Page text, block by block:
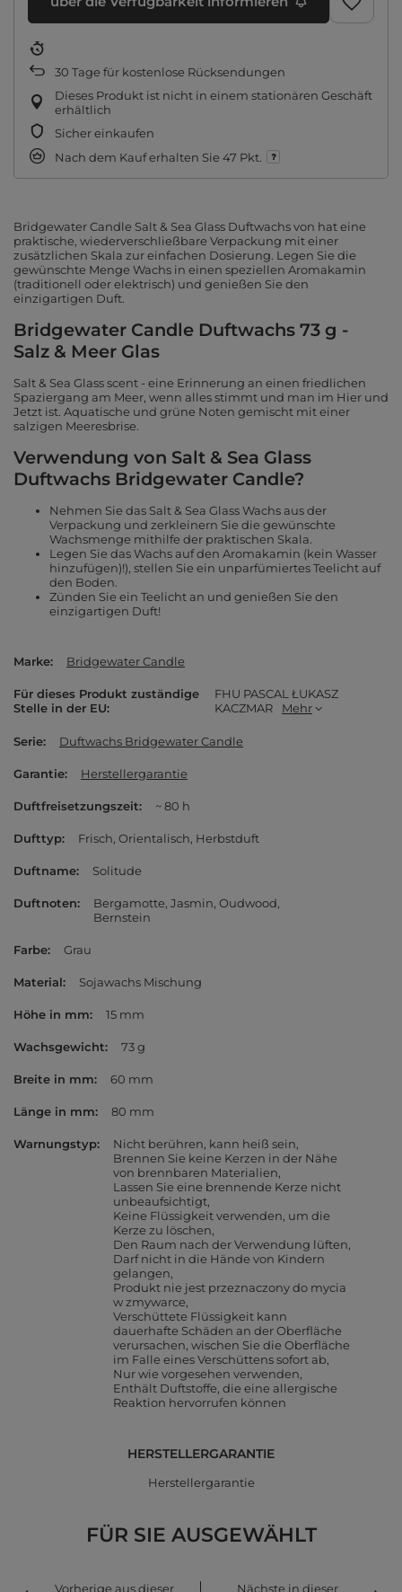
30 Tage für kostenlose Rücksendungen
Dieses Produkt ist nicht in einem stationären Geschäft
erhältlich
Sicher einkaufen
Nach dem Kauf erhalten Sie 47 Pkt.
Bridgewater Candle Salt & Sea Glass Duftwachs von hat eine
praktische, wiederverschließbare Verpackung mit einer
zusätzlichen Skala zur einfachen Dosierung. Legen Sie die
gewünschte Menge Wachs in einen speziellen Aromakamin
(traditionell oder elektrisch) und genießen Sie den
einzigartigen Duft.
Bridgewater Candle Duftwachs 73 g -
Salz & Meer Glas
Salt & Sea Glass scent - eine Erinnerung an einen friedlichen
Spaziergang am Meer, wenn alles stimmt und man im Hier und
Jetzt ist. Aquatische und grüne Noten gemischt mit einer
salzigen Meeresbrise.
Verwendung von Salt & Sea Glass
Duftwachs Bridgewater Candle?
Nehmen Sie das Salt & Sea Glass Wachs aus der
Verpackung und zerkleinern Sie die gewünschte
Wachsmenge mithilfe der praktischen Skala.
Legen Sie das Wachs auf den Aromakamin (kein Wasser
hinzufügen)!), stellen Sie ein unparfümiertes Teelicht auf
den Boden.
Zünden Sie ein Teelicht an und genießen Sie den
einzigartigen Duft!
Marke Bridgewater Candle
Für dieses Produkt zuständige
Stelle in der EU
FHU PASCAL ŁUKASZ
KACZMAR
Mehr
Serie Duftwachs Bridgewater Candle
Garantie Herstellergarantie
Duftfreisetzungszeit ~ 80 h
Dufttyp Frisch Orientalisch Herbstduft
Duftname Solitude
Duftnoten Bergamotte Jasmin Oudwood
Bernstein
Farbe Grau
Material Sojawachs Mischung
Höhe in mm 15 mm
Wachsgewicht 73 g
Breite in mm 60 mm
Länge in mm 80 mm
Warnungstyp
Nicht berühren, kann heiß sein
Brennen Sie keine Kerzen in der Nähe
von brennbaren Materialien
Lassen Sie eine brennende Kerze nicht
unbeaufsichtigt
Keine Flüssigkeit verwenden, um die
Kerze zu löschen
Den Raum nach der Verwendung lüften
Darf nicht in die Hände von Kindern
gelangen
Produkt nie jest przeznaczony do mycia
w zmywarce
Verschüttete Flüssigkeit kann
dauerhafte Schäden an der Oberfläche
verursachen, wischen Sie die Oberfläche
im Falle eines Verschüttens sofort ab
Nur wie vorgesehen verwenden
Enthält Duftstoffe, die eine allergische
Reaktion hervorrufen können
HERSTELLERGARANTIE
Herstellergarantie
FÜR SIE AUSGEWÄHLT
Vorherige aus dieser Nächste in dieser